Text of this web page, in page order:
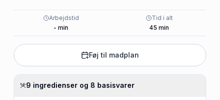
Arbejdstid
- min
Tid i alt
45 min
Føj til madplan
9 ingredienser og 8 basisvarer